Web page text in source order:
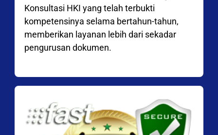
Konsultasi HKI yang telah terbukti
kompetensinya selama bertahun-tahun,
memberikan layanan lebih dari sekadar
pengurusan dokumen.